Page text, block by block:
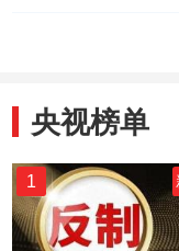
央视榜单
1